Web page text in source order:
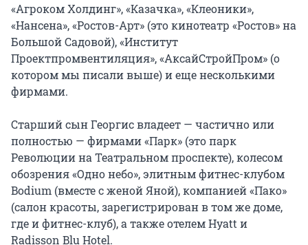
«Агроком Холдинг», «Казачка», «Клеоники»,
«Нансена», «Ростов-Арт» (это кинотеатр «Ростов» на
Большой Садовой), «Институт
Проектпромвентиляция», «АксайСтройПром» (о
котором мы писали выше) и еще несколькими
фирмами.
Старший сын Георгис владеет — частично или
полностью — фирмами «Парк» (это парк
Революции на Театральном проспекте), колесом
обозрения «Одно небо», элитным фитнес-клубом
Bodium (вместе с женой Яной), компанией «Пако»
(салон красоты, зарегистрирован в том же доме,
где и фитнес-клуб), а также отелем Hyatt и
Radisson Blu Hotel.